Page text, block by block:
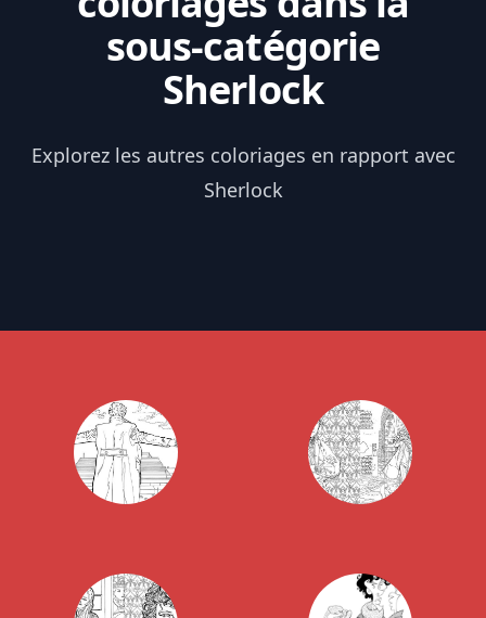
sous-catégorie
Sherlock
Explorez les autres coloriages en rapport avec
Sherlock